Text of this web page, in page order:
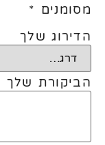
מסומנים *
הדירוג שלך
הביקורת שלך